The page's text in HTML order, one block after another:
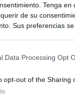
Tenga
de su
Sus preferencias
Data Processing Opt
opt-out of the Sharing